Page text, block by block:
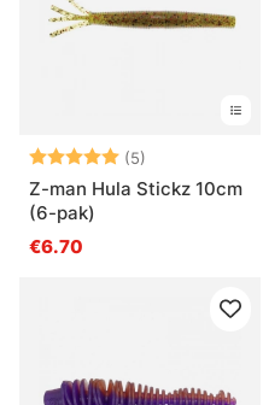
Beoordeling:
(5)
Z-man Hula Stickz 10cm
(6-pak)
€6.70